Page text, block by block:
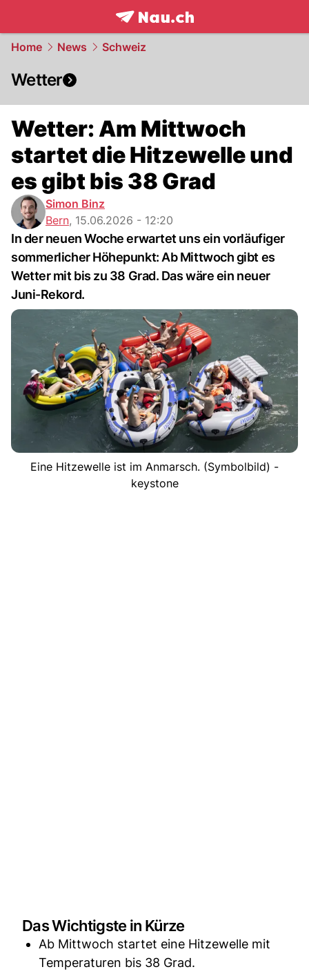
frontpage.NAU.ch
Home News Schweiz
Wetter
Wetter: Am Mittwoch
startet die Hitzewelle und
es gibt bis 38 Grad
Simon Binz
Bern, 15.06.2026 - 12:20
In der neuen Woche erwartet uns ein vorläufiger
sommerlicher Höhepunkt: Ab Mittwoch gibt es
Wetter mit bis zu 38 Grad. Das wäre ein neuer
Juni-Rekord.
Eine Hitzewelle ist im Anmarsch. (Symbolbild) -
keystone
Das Wichtigste in Kürze
Ab Mittwoch startet eine Hitzewelle mit
Temperaturen bis 38 Grad.